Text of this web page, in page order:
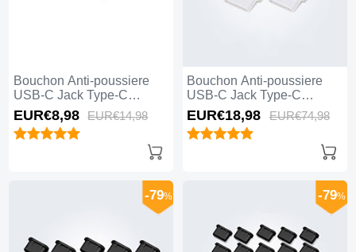
Bouchon Anti-poussiere
USB-C Jack Type-C
Universel H12 pour Apple
iPhone 15 Pro Bleu
EUR€8,98 EUR€14,98
Bouchon Anti-poussiere
USB-C Jack Type-C
Universel 5PCS H01 pour
Apple iPhone 15 Pro Blanc
EUR€18,98 EUR€74,98
-79% -79%